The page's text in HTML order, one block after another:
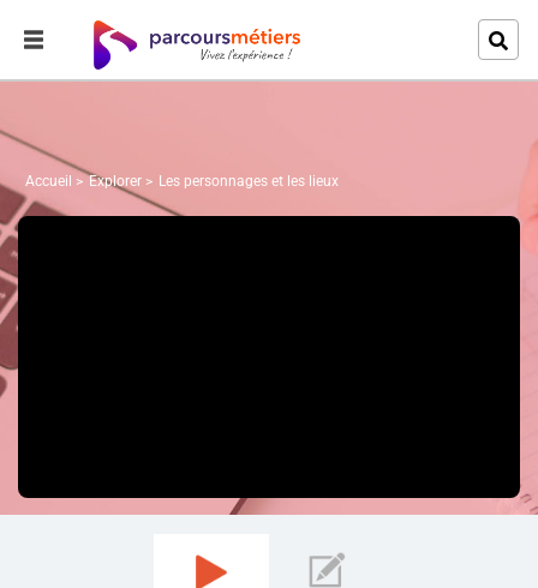
Accueil Explorer Les personnages et les lieux